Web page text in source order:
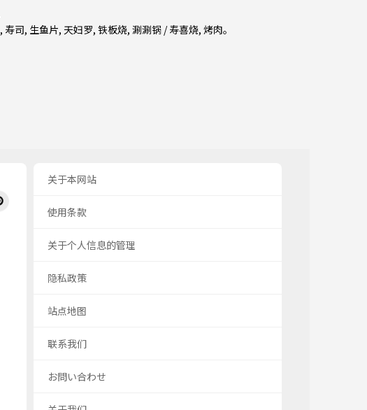
, 寿司, 生鱼片, 天妇罗, 铁板烧, 涮涮锅 / 寿喜烧, 烤肉。
关于本网站
使用条款
关于个人信息的管理
隐私政策
站点地图
联系我们
お問い合わせ